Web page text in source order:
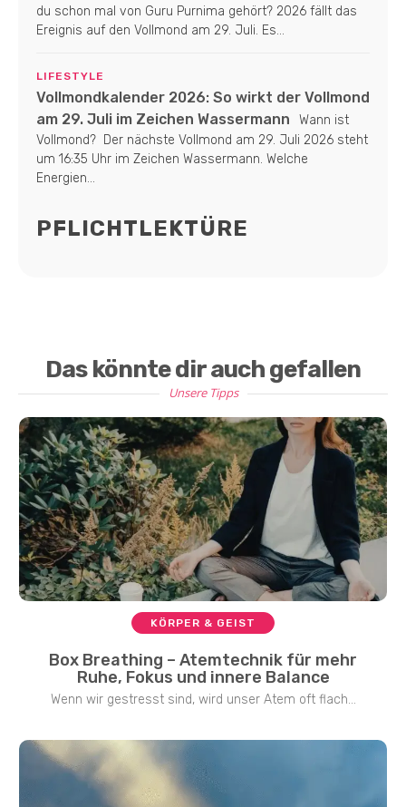
du schon mal von Guru Purnima gehört? 2026 fällt das
Ereignis auf den Vollmond am 29. Juli. Es...
LIFESTYLE
Vollmondkalender 2026: So wirkt der Vollmond
am 29. Juli im Zeichen Wassermann
Wann ist
Vollmond? Der nächste Vollmond am 29. Juli 2026 steht
um 16:35 Uhr im Zeichen Wassermann. Welche
Energien...
PFLICHTLEKTÜRE
Das könnte dir auch gefallen
Unsere Tipps
KÖRPER & GEIST
Box Breathing – Atemtechnik für mehr
Ruhe, Fokus und innere Balance
Wenn wir gestresst sind, wird unser Atem oft flach...